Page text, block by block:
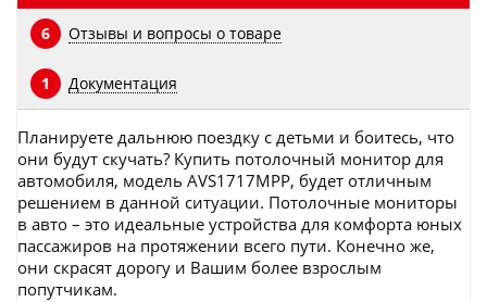
6 Отзывы и вопросы о товаре
1 Документация
Планируете дальнюю поездку с детьми и боитесь, что
они будут скучать? Купить потолочный монитор для
автомобиля, модель AVS1717MPP, будет отличным
решением в данной ситуации. Потолочные мониторы
в авто – это идеальные устройства для комфорта юных
пассажиров на протяжении всего пути. Конечно же,
они скрасят дорогу и Вашим более взрослым
попутчикам.